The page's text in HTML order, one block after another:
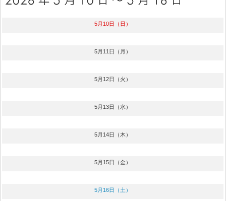
5月10日（日）
5月11日（月）
5月12日（火）
5月13日（水）
5月14日（木）
5月15日（金）
5月16日（土）